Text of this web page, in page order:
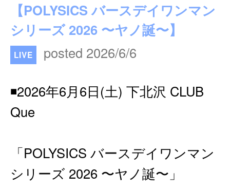
【POLYSICS バースデイワンマン
シリーズ 2026 〜ヤノ誕〜】
LIVE posted 2026/6/6
◾️2026年6月6日(土) 下北沢 CLUB
Que
「POLYSICS バースデイワンマン
シリーズ 2026 〜ヤノ誕〜」